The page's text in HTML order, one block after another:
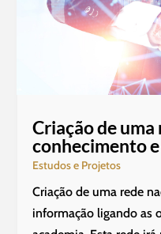
Criação de
conhecimento
Estudos e Projetos
Criação de uma rede
informação ligando as